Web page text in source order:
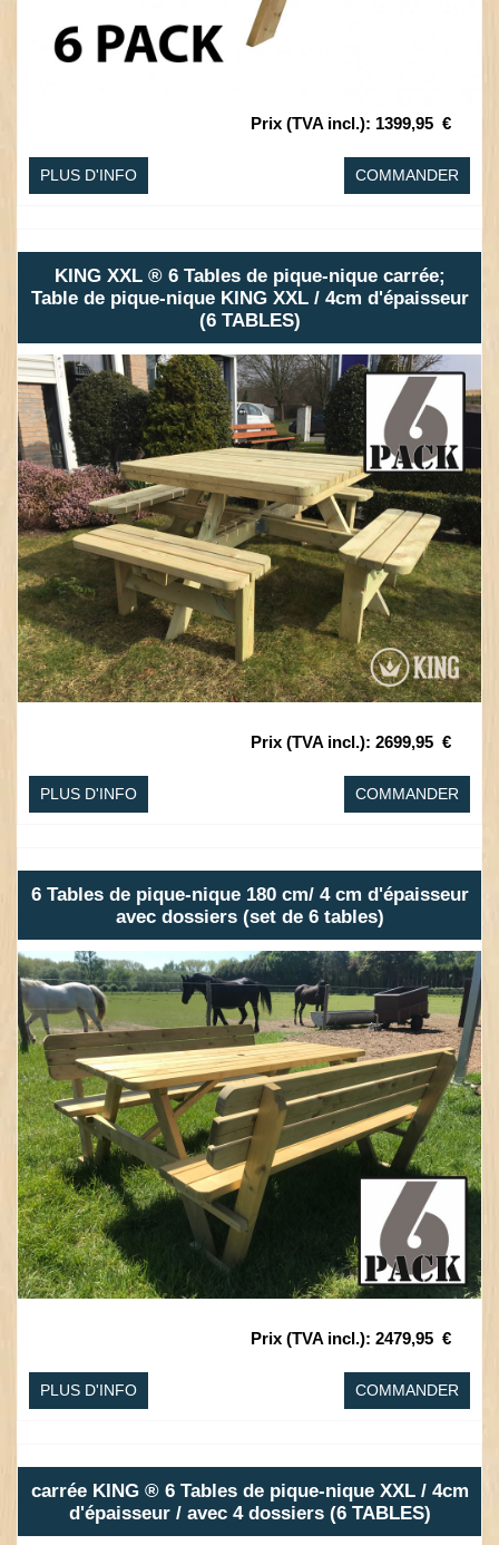
Prix (TVA incl.): 1399,95 €
PLUS D'INFO COMMANDER
KING XXL ® 6 Tables de pique-nique carrée;
Table de pique-nique KING XXL / 4cm d'épaisseur
(6 TABLES)
Prix (TVA incl.): 2699,95 €
PLUS D'INFO COMMANDER
6 Tables de pique-nique 180 cm/ 4 cm d'épaisseur
avec dossiers (set de 6 tables)
Prix (TVA incl.): 2479,95 €
PLUS D'INFO COMMANDER
carrée KING ® 6 Tables de pique-nique XXL / 4cm
d'épaisseur / avec 4 dossiers (6 TABLES)